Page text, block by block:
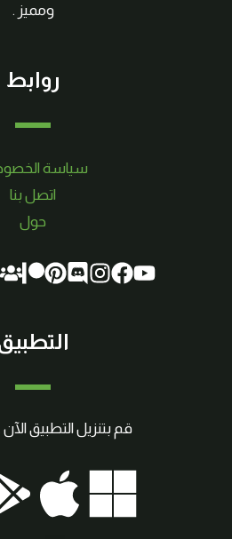
ومميز .
روابط
سياسة
اتصل بنا
حول
قم بتنزيل التطبيق